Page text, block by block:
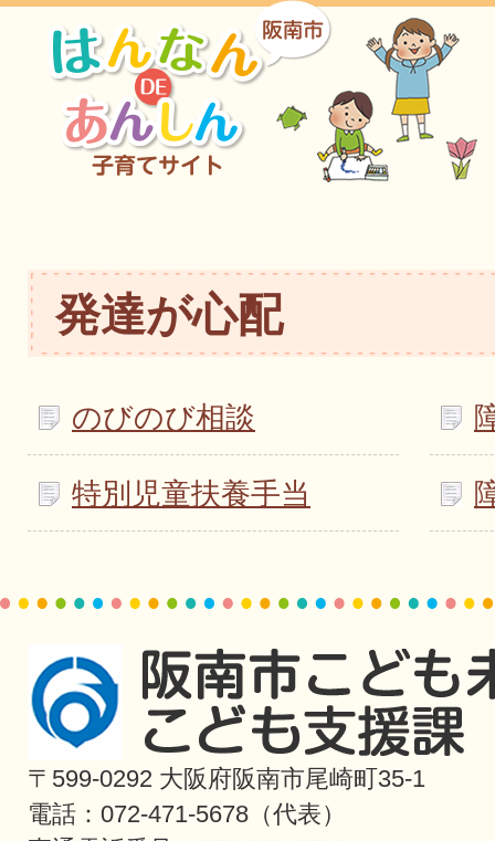
発達が心配
のびのび相談
特別児童扶養手当
〒599-0292 大阪府阪南市尾崎町35-1
電話：072-471-5678（代表）